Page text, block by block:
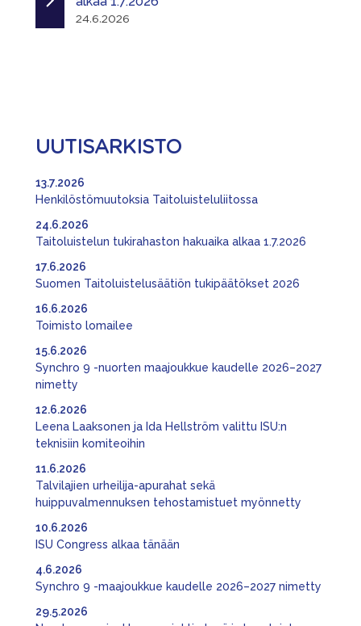
24.6.2026
UUTISARKISTO
Henkilöstömuutoksia Taitoluisteluliitossa
13.7.2026
Taitoluistelun tukirahaston hakuaika alkaa 1.7.2026
24.6.2026
Suomen Taitoluistelusäätiön tukipäätökset 2026
17.6.2026
Toimisto lomailee
16.6.2026
Synchro 9 -nuorten maajoukkue kaudelle 2026–2027
nimetty
15.6.2026
Leena Laaksonen ja Ida Hellström valittu ISU:n
teknisiin komiteoihin
12.6.2026
Talvilajien urheilija-apurahat sekä
huippuvalmennuksen tehostamistuet myönnetty
11.6.2026
ISU Congress alkaa tänään
10.6.2026
Synchro 9 -maajoukkue kaudelle 2026–2027 nimetty
4.6.2026
29.5.2026